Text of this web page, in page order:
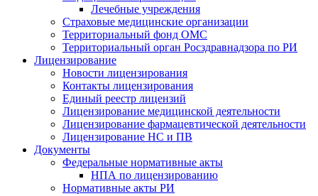
Лечебные учреждения
Страховые медицинские организации
Территориальный фонд ОМС
Территориальный орган Росздравнадзора по РИ
Лицензирование
Новости лицензирования
Контакты лицензирования
Единый реестр лицензий
Лицензирование медицинской деятельности
Лицензирование фармацевтической деятельности
Лицензирование НС и ПВ
Документы
Федеральные нормативные акты
НПА по лицензированию
Нормативные акты РИ